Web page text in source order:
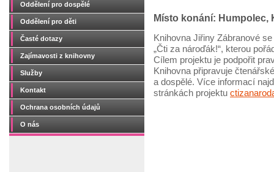
Oddělení pro dospělé
Oddělení pro děti
Časté dotazy
Zajímavosti z knihovny
Služby
Kontakt
Ochrana osobních údajů
O nás
Místo konání:
Knihovna Jiřiny Zábranové
„Čti za nároďák!“, kterou
Cílem projektu je podpořit
Knihovna připravuje
a dospělé. Více informací
stránkách projektu